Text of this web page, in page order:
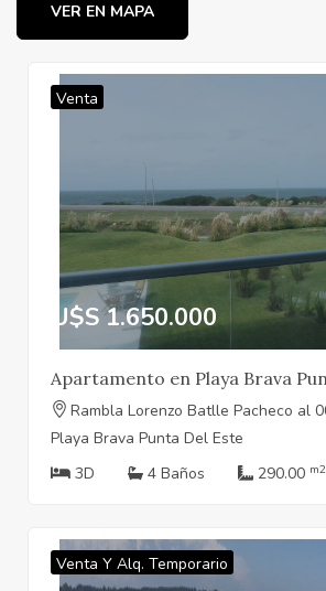
VER EN MAPA
Venta
U$S 1.650.000
Apartamento en Playa Brava
Rambla Lorenzo Batlle Pacheco al
Playa Brava Punta Del Este
3D
4 Baños 290.00 m2
Venta Y Alq. Temporario